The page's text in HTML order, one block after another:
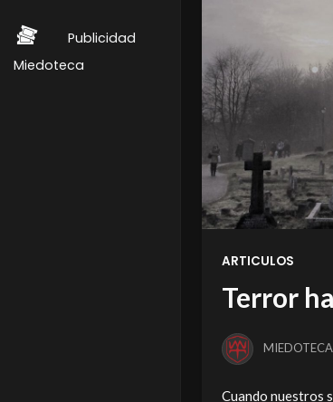
Publicidad
Miedoteca
ARTICULOS
Terror
MIEDOTECA
Cuando nuestros